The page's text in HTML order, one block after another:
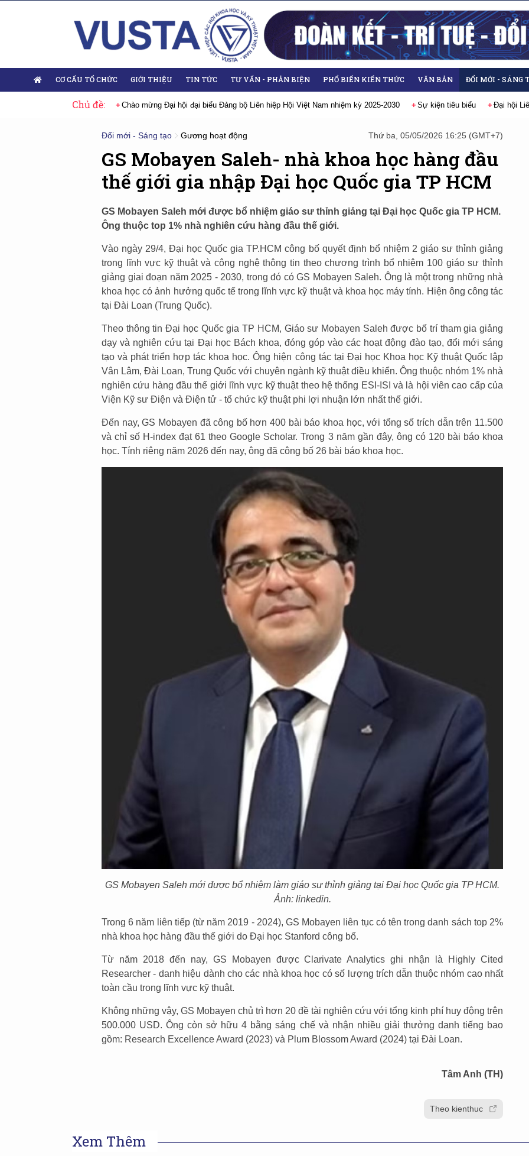
CƠ CẤU TỔ CHỨC GIỚI THIỆU TIN TỨC TƯ VẤN - PHẢN BIỆN PHỔ BIẾN KIẾN THỨC VĂN BẢN ĐỔI MỚI - SÁNG
Chủ đề:
hội lần thứ XIV của Đảng Chào mừng Đại hội đại biểu Đảng bộ Liên hiệp Hội Việt Nam nhiệm kỳ 2025-2030 Sự kiện tiêu biểu Đại hội
Đổi mới - Sáng tạo Gương hoạt động Thứ ba, 05/05/2026 16:25 (GMT+7)
GS Mobayen Saleh- nhà khoa học hàng đầu
thế giới gia nhập Đại học Quốc gia TP HCM
GS Mobayen Saleh mới được bổ nhiệm giáo sư thỉnh giảng tại Đại học Quốc gia TP HCM.
Ông thuộc top 1% nhà nghiên cứu hàng đầu thế giới.
Vào ngày 29/4, Đại học Quốc gia TP.HCM công bố quyết định bổ nhiệm 2 giáo sư thỉnh giảng
trong lĩnh vực kỹ thuật và công nghệ thông tin theo chương trình bổ nhiệm 100 giáo sư thỉnh
giảng giai đoạn năm 2025 - 2030, trong đó có GS Mobayen Saleh. Ông là một trong những nhà
khoa học có ảnh hưởng quốc tế trong lĩnh vực kỹ thuật và khoa học máy tính. Hiện ông công tác
tại Đài Loan (Trung Quốc).
Theo thông tin Đại học Quốc gia TP HCM, Giáo sư Mobayen Saleh được bố trí tham gia giảng
dạy và nghiên cứu tại Đại học Bách khoa, đóng góp vào các hoạt động đào tạo, đổi mới sáng
tạo và phát triển hợp tác khoa học. Ông hiện công tác tại Đại học Khoa học Kỹ thuật Quốc lập
Vân Lâm, Đài Loan, Trung Quốc với chuyên ngành kỹ thuật điều khiển. Ông thuộc nhóm 1% nhà
nghiên cứu hàng đầu thế giới lĩnh vực kỹ thuật theo hệ thống ESI-ISI và là hội viên cao cấp của
Viện Kỹ sư Điện và Điện tử - tổ chức kỹ thuật phi lợi nhuận lớn nhất thế giới.
Đến nay, GS Mobayen đã công bố hơn 400 bài báo khoa học, với tổng số trích dẫn trên 11.500
và chỉ số H-index đạt 61 theo Google Scholar. Trong 3 năm gần đây, ông có 120 bài báo khoa
học. Tính riêng năm 2026 đến nay, ông đã công bố 26 bài báo khoa học.
GS Mobayen Saleh mới được bổ nhiệm làm giáo sư thỉnh giảng tại Đại học Quốc gia TP HCM.
Ảnh: linkedin.
Trong 6 năm liên tiếp (từ năm 2019 - 2024), GS Mobayen liên tục có tên trong danh sách top 2%
nhà khoa học hàng đầu thế giới do Đại học Stanford công bố.
Từ năm 2018 đến nay, GS Mobayen được Clarivate Analytics ghi nhận là Highly Cited
Researcher - danh hiệu dành cho các nhà khoa học có số lượng trích dẫn thuộc nhóm cao nhất
toàn cầu trong lĩnh vực kỹ thuật.
Không những vậy, GS Mobayen chủ trì hơn 20 đề tài nghiên cứu với tổng kinh phí huy động trên
500.000 USD. Ông còn sở hữu 4 bằng sáng chế và nhận nhiều giải thưởng danh tiếng bao
gồm: Research Excellence Award (2023) và Plum Blossom Award (2024) tại Đài Loan.
Tâm Anh (TH)
Theo kienthuc
Xem Thêm